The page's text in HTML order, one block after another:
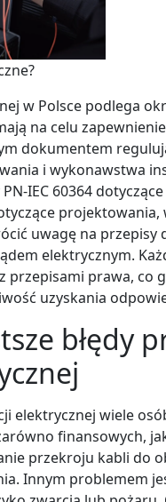
w Polsce podlega
na celu
dokumentem
i wykonawstwa
IEC 60364
uwagę na
elektrycznym.
przepisami prawa, co
uzyskania
błędy
elektrycznej wiele
finansowych,
przekroju kabli do
Innym problemem